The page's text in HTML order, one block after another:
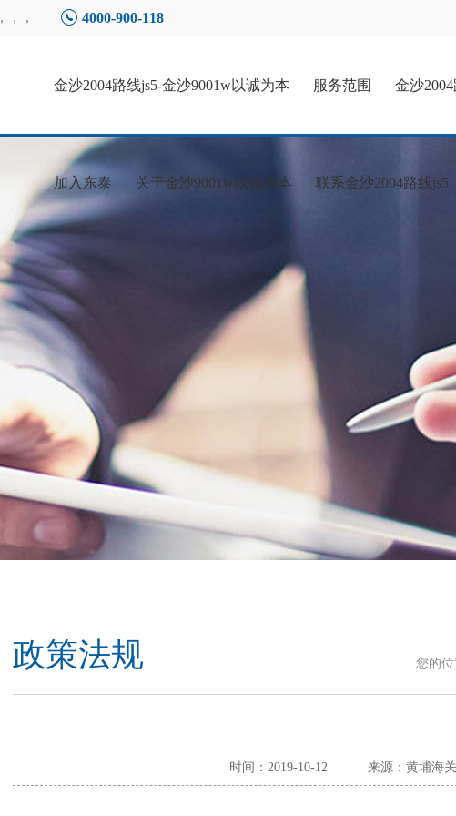
，，， 4000-900-118
金沙2004路线js5-金沙9001w以诚为本
服务范围 金沙
加入东泰 关于金沙9001w以诚为本 联系金沙2004路线js5
政策法规 您的位
时间：2019-10-12 来源：黄埔海关